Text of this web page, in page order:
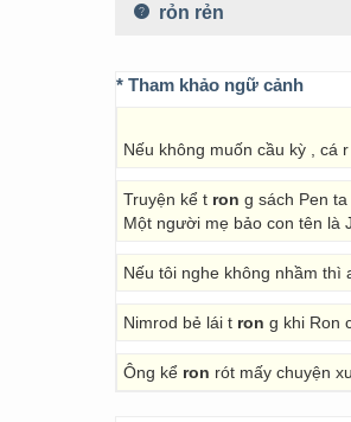
rỏn rẻn
* Tham khảo ngữ cảnh
Nếu không muốn cầu kỳ , cá r
Truyện kể t ron g sách Pen
Một người mẹ bảo con tên là
Nếu tôi nghe không nhầm thì
Nimrod bẻ lái t ron g khi Ron
Ông kể ron rót mấy chuyện